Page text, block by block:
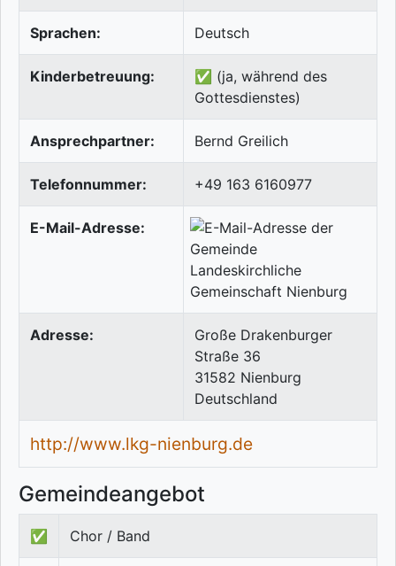
Sprachen: Deutsch
Kinderbetreuung:
✅ (ja, während des
Gottesdienstes)
Ansprechpartner: Bernd Greilich
Telefonnummer: +49 163 6160977
E-Mail-Adresse:
Adresse:
Große Drakenburger
Straße 36
31582 Nienburg
Deutschland
http://www.lkg-nienburg.de
Gemeindeangebot
✅ Chor / Band